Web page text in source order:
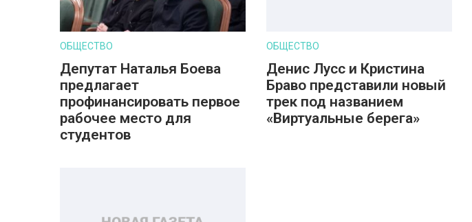
ОБЩЕСТВО
Депутат Наталья Боева
предлагает
профинансировать первое
рабочее место для
студентов
ОБЩЕСТВО
Денис Лусс и Кристина
Браво представили новый
трек под названием
«Виртуальные берега»